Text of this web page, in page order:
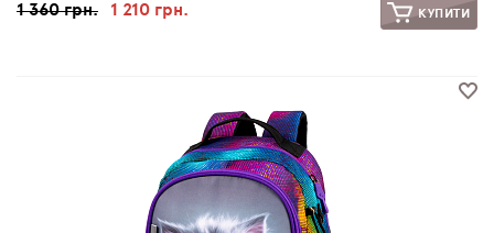
1 360 грн. 1 210 грн. КУПИТИ